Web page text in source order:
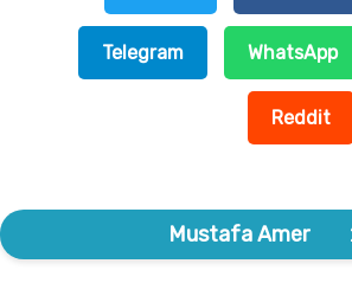
WhatsApp
Telegram
Reddit
Mustafa Amer